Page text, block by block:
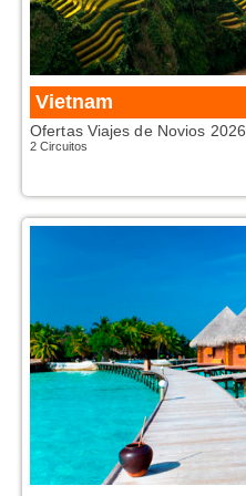
Vietnam
Ofertas Viajes de Novios 2026
2 Circuitos